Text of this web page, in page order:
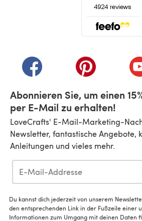
(öffnet sich in einem neuen
(öffnet sich in
Abonnieren Sie, um einen
per E-Mail zu erhalten!
LoveCrafts' E-Mail-Marketing-
Newsletter, fantastische Angebote,
Anleitungen und vieles mehr.
Du kannst dich jederzeit von unserem
den entsprechenden Link in der Fußzeile einer
Informationen zum Umgang mit deinen Daten